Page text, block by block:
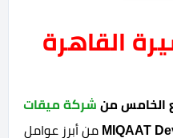
القاهرة
الخامس من شركة ميقات
من أبرز عوامل